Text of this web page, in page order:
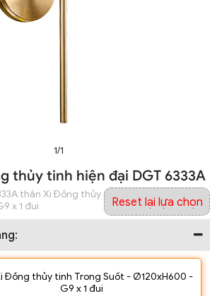
1/1
thủy tinh hiện đại DGT 6333A
thân Xi Đồng thủy tinh Trong Suốt -
x 1 đui
:
Đồng thủy tinh Trong Suốt - Ø120xH600 -
G9 x 1 đui
Reset lại lựa chọn